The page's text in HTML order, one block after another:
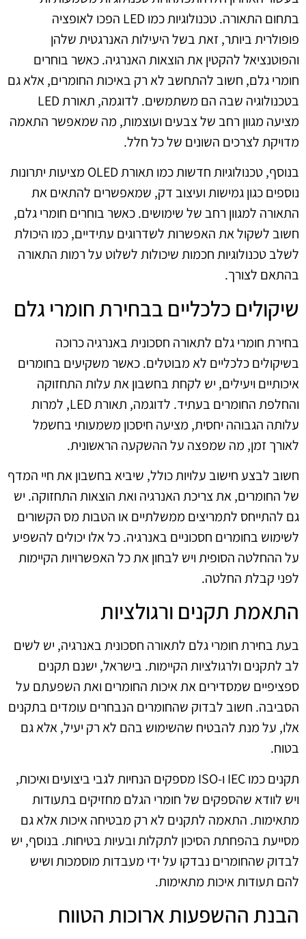
בתחום התאורה. טכנולוגיות כמו LED הפכו לאופציה
פופולרית ביותר, זאת בשל היעילות האנרגטית שלהן
והפוטנציאל להקטין את הוצאות האנרגיה. כאשר בוחרים
חומרי גלם, חשוב להתחשב לא רק באיכות החומרים, אלא גם
בטכנולוגיה שבה הם משתמשים. לדוגמה, תאורת LED
מציעה מגוון רחב של צבעים ועוצמות, מה שמאפשר התאמה
מדויקת לצרכים השונים של כל חלל.
בנוסף, טכנולוגיות חדשות כמו תאורת OLED מציעות יתרונות
נוספים כגון גמישות ועיצוב דק, שמאפשרים להתאים את
התאורה למגוון רחב של שימושים. כאשר בוחרים חומרי גלם,
חשוב לשקול את האפשרות לשדרוגים עתידיים, כמו היכולת
לשלב טכנולוגיות חכמות שיכולות לשלוט על רמות התאורה
בהתאם לצורך.
שיקולים כלכליים בבחירת חומרי גלם
בחירת חומרי גלם לתאורה חסכונית באנרגיה כרוכה
בשיקולים כלכליים לא מבוטלים. כאשר משקיעים בחומרים
איכותיים ויעילים, יש לקחת בחשבון את עלות התחזוקה
והחלפת החומרים בעתיד. לדוגמה, תאורת LED, למרות
עלותה הגבוהה יחסית, מציעה חיסכון משמעותי בחשמל
לאורך זמן, מה שמפצה על ההשקעה הראשונית.
חשוב לבצע חישוב עלויות כולל, שיביא בחשבון את חיי המדף
של החומרים, את צריכת האנרגיה ואת הוצאות התחזוקה. יש
גם להתייחס לתמריצים ממשלתיים או הטבות מס הקשורים
לשימוש בחומרים חסכוניים באנרגיה. כל אלו יכולים להשפיע
על ההחלטה הסופית ויש לבחון את כל האפשרויות הקיימות
לפני קבלת החלטה.
התאמת תקנים ורגולציות
בעת בחירת חומרי גלם לתאורה חסכונית באנרגיה, יש לשים
לב לתקנים ולרגולציות הקיימות. בישראל, ישנם תקנים
ספציפיים שמסדירים את איכות החומרים ואת השפעתם על
הסביבה. חשוב לבדוק שהחומרים הנבחרים עומדים בתקנים
אלו, על מנת להבטיח שהשימוש בהם לא רק יעיל, אלא גם
בטוח.
תקנים כמו IEC ו-ISO מספקים הנחיות לגבי ביצועים ואיכות,
ויש לוודא שהספקים של חומרי הגלם מחזיקים בתעודות
מתאימות. התאמה לתקנים לא רק מבטיחה איכות אלא גם
מסייעת בהפחתת הסיכון לתקלות ובעיות בטיחות. בנוסף, יש
לבדוק שהחומרים נבדקו על ידי מעבדות מוסמכות ושיש
להם תעודות איכות מתאימות.
הבנת ההשפעות ארוכות הטווח